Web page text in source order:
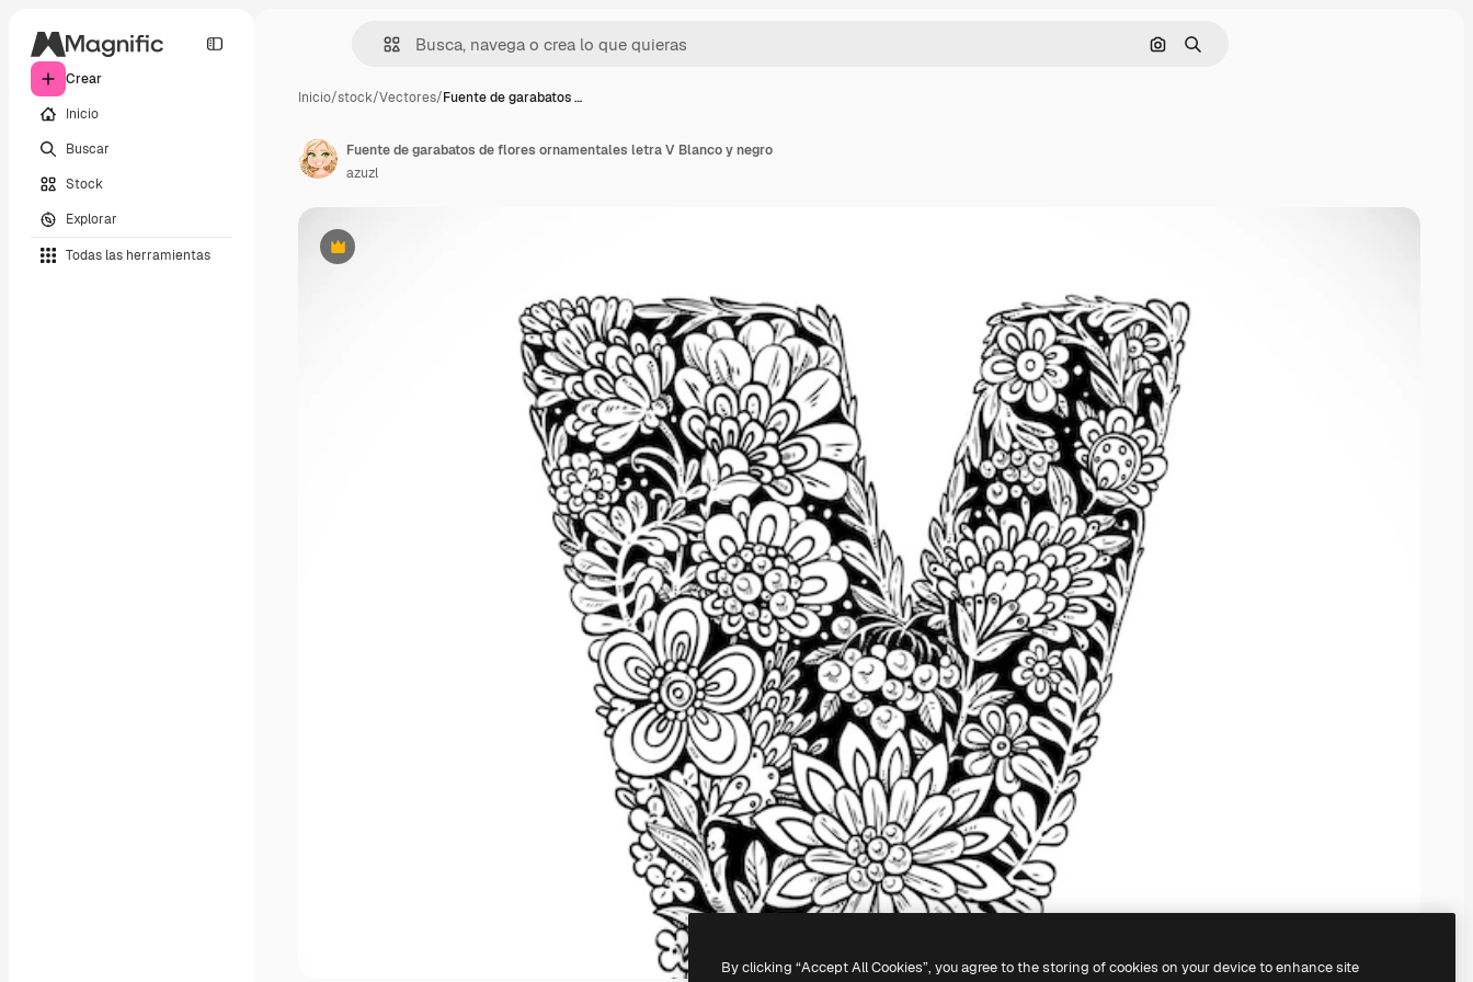
Crear
Inicio
Buscar
Stock
Explorar
Todas las herramientas
Buscar por imagen
Buscar
Inicio/stock/Vectores/Fuente de garabatos …
Premium
Fuente de garabatos de flores ornamentales letra V Blanco y negro
azuzl
By clicking “Accept All Cookies”, you agree to the storing of cookies on your device to enhance site